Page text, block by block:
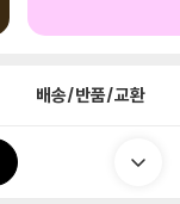
배송/반품/교환